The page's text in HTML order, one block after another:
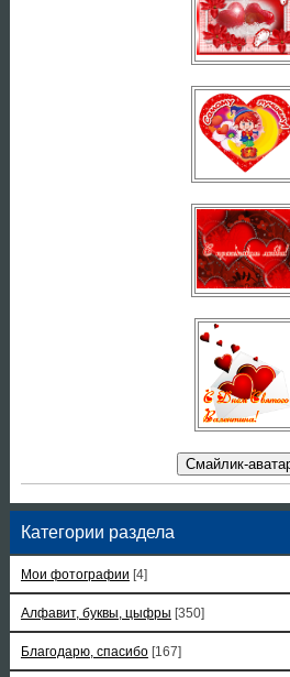
Смайлик-
Категории раздела
Мои фотографии [4]
Алфавит, буквы, цыфры [350]
Благодарю, спасибо [167]